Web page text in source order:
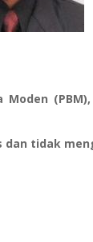
dan tidak